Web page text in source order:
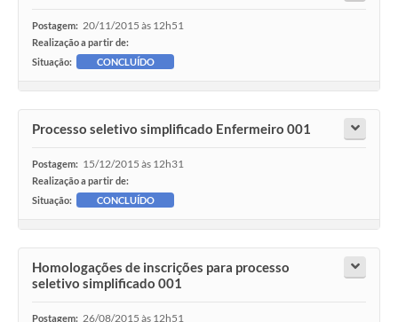
Postagem: 20/11/2015 às 12h51
Realização a partir de:
Situação:
CONCLUÍDO
Processo seletivo simplificado Enfermeiro 001
Postagem: 15/12/2015 às 12h31
Realização a partir de:
Situação:
CONCLUÍDO
Homologações de inscrições para processo
seletivo simplificado 001
Postagem: 26/08/2015 às 12h51